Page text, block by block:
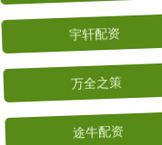
宇轩配资
万全之策
途牛配资